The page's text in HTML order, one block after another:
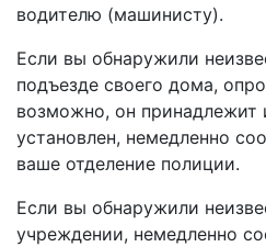
водителю (машинисту).
Если вы обнаружили
подъезде своего дома,
возможно, он принадлежит
установлен, немедленно
ваше отделение полиции.
Если вы обнаружили
учреждении, немедленно